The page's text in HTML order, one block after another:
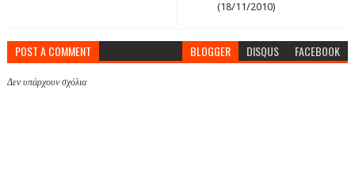
(18/11/2010)
POST A COMMENT BLOGGER DISQUS FACEBOOK
Δεν υπάρχουν σχόλια